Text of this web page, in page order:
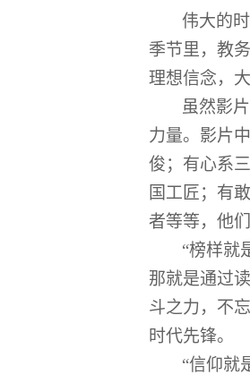
伟大的
季节里，教
理想信念，
虽然影
力量。影片
俊；有心系
国工匠；有
者等等，他
“榜样就
那就是通过
斗之力，不
时代先锋。
“信仰就